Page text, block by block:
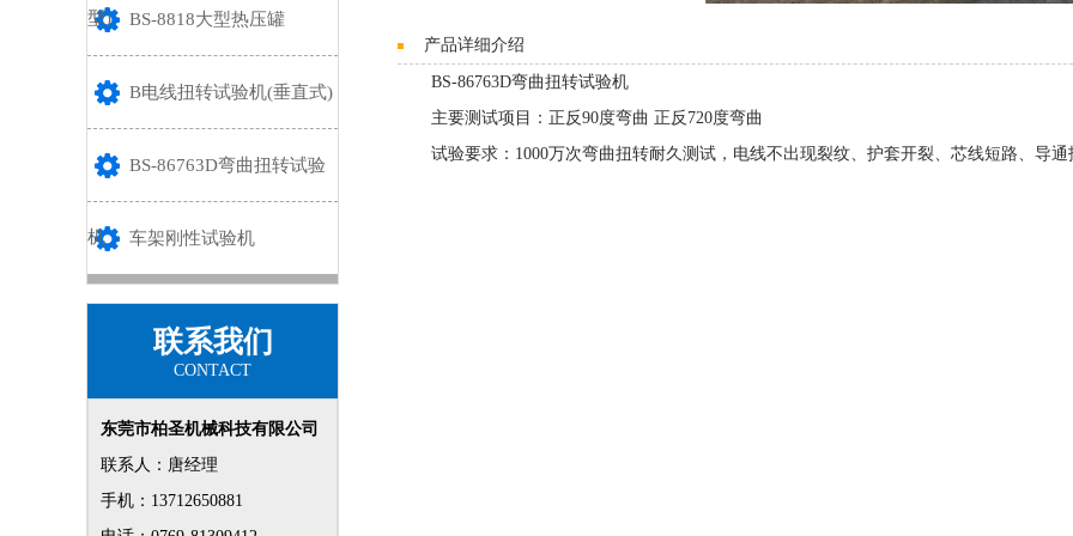
型) BS-8818大型热压罐
B电线扭转试验机(垂直式)
BS-86763D弯曲扭转试验
机 车架刚性试验机
联系我们
CONTACT
东莞市柏圣机械科技有限公司
联系人：唐经理
手机：13712650881
产品详细介绍
BS-86763D弯曲扭转试验机
主要测试项目：正反90度弯曲 正反720度弯曲
试验要求：1000万次弯曲扭转耐久测试，电线不出现裂纹、护套开裂、芯线短路、导通